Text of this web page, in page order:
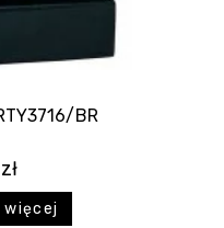
BR
zł
więcej